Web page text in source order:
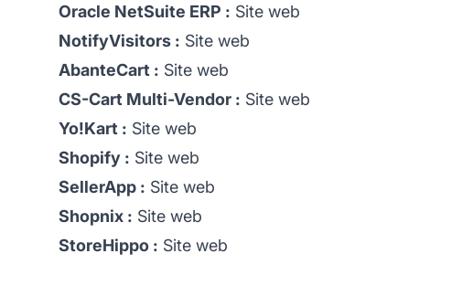
Oracle NetSuite ERP : Site web
NotifyVisitors : Site web
AbanteCart : Site web
CS-Cart Multi-Vendor : Site web
Yo!Kart : Site web
Shopify : Site web
SellerApp : Site web
Shopnix : Site web
StoreHippo : Site web